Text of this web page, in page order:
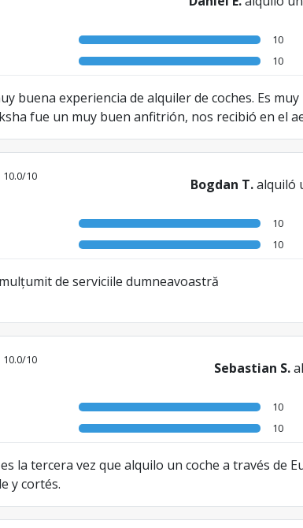
10
10
buena experiencia de alquiler de coches. Es
fue un muy buen anfitrión, nos recibió en el
gracias
AI
10
Bogdan T.alquiló
10
10
de serviciile dumneavoastră
10 Sebastian S.
10
10
la tercera vez que alquilo un coche a través de
y cortés.